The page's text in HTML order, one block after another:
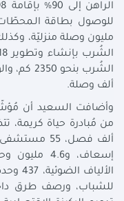
مليون وصلة منزليّة،
ألف وصلة.
وأضافت السعيد أن
إسعاف،
للشباب، ورصف طرق